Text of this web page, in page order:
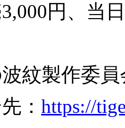
円、当
紋製作委員
： https://